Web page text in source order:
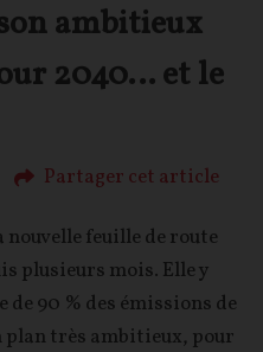
ambitieux
2040… et le
Partager cet article
nouvelle feuille de route
plusieurs mois. Elle y
de 90 % des émissions de
plan très ambitieux, pour